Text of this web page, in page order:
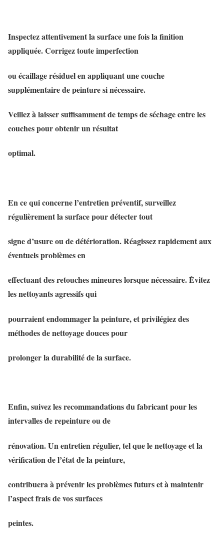
Inspectez attentivement la surface une fois la finition
appliquée. Corrigez toute imperfection
ou écaillage résiduel en appliquant une couche
supplémentaire de peinture si nécessaire.
Veillez à laisser suffisamment de temps de séchage entre les
couches pour obtenir un résultat
optimal.
En ce qui concerne l’entretien préventif, surveillez
régulièrement la surface pour détecter tout
signe d’usure ou de détérioration. Réagissez rapidement aux
éventuels problèmes en
effectuant des retouches mineures lorsque nécessaire. Évitez
les nettoyants agressifs qui
pourraient endommager la peinture, et privilégiez des
méthodes de nettoyage douces pour
prolonger la durabilité de la surface.
Enfin, suivez les recommandations du fabricant pour les
intervalles de repeinture ou de
rénovation. Un entretien régulier, tel que le nettoyage et la
vérification de l’état de la peinture,
contribuera à prévenir les problèmes futurs et à maintenir
l’aspect frais de vos surfaces
peintes.